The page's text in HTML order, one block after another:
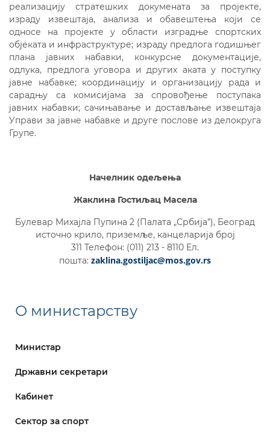
реализацију стратешких докумената за пројекте,
израду извештаја, анализа и обавештења који се
односе на пројекте у области изградње спортских
објеката и инфраструктуре; израду предлога годишњег
плана јавних набавки, конкурсне документације,
одлука, предлога уговора и других аката у поступку
јавне набавке; координацију и организацију рада и
сарадњу са комисијама за спровођење поступака
јавних набавки; сачињавање и достављање извештаја
Управи за јавне набавке и друге послове из делокруга
Групе.
Начелник одељења
Жаклина Гостиљац Maсела
Булевар Михајла Пупина 2 (Палата „Србија”), Београд
источно крило, приземље, канцеларија број
311 Телефон: (011) 213 - 8110 Eл.
пошта: zaklina.gostiljac@mos.gov.rs
О министарству
Министар
Државни секретари
Кабинет
Сектор за спорт